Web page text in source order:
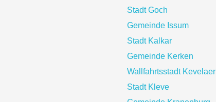
Stadt Goch
Gemeinde Issum
Stadt Kalkar
Gemeinde Kerken
Wallfahrtsstadt Kevelaer
Stadt Kleve